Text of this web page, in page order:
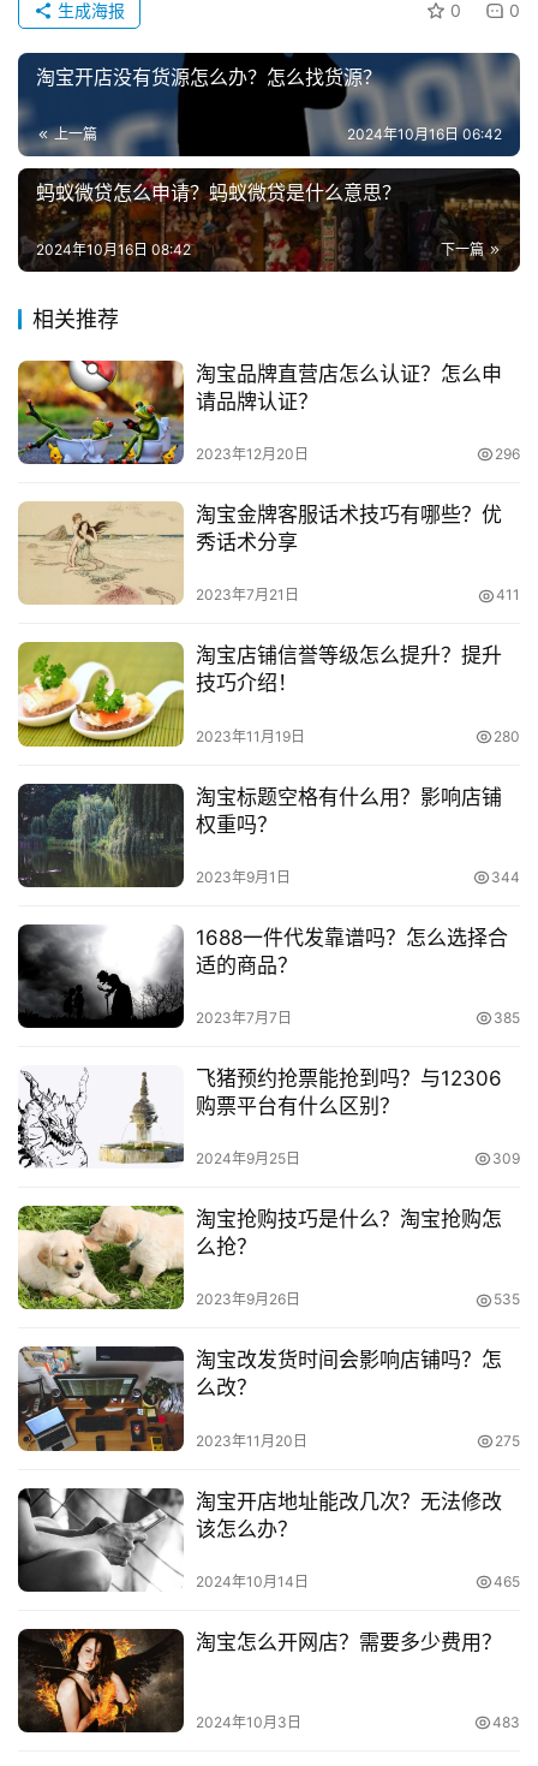
小
本
创
业
兼
职
项
电
商
创
业
业
项
目
视
频
号
淘
宝
分
享
投稿
常用工具的账户专区，然后点击账户注销工具。
第三步：点击账户注销工具会跳转到注销账号页
面，需要先输入淘宝账户和密码;选择注销原因，然后提交
就可。
若不符合注销条件，就会显示注销失败，这是可以
查看帮助，按照提示操作注销流程。
封店怎么重开?
1、淘宝封店不可能是无缘无故封，肯定是因为自
己的什么行为而导致店铺被封了。淘宝店铺封店具体原因，
如果是因为严重扣分、严重违规被封基本重开没有希望了。
但仅仅是因为几周淘宝店铺上架产品为零，那你还是可以解
除释放再激活店铺。
2、想要释放被封的店铺，那么你首先登录淘宝卖
家中心，然后点击激活店铺;开始创建店铺，这是就会有一
保留，但是店铺名需要重新修改，然后勾选两个同意就能激
活店铺了。
3、淘宝卖家一定要留意这些可能被封店的原因，
共有12个值得注意，炒作信誉、商品错放类目、标题上用了
不能用的字、卖家账号被窃取、宝贝的图片和文字一样、关
闭太多交易、关闭太多交易、支付宝的使用率低于50%、定
价太低、虚假代理问题变相重复铺货、实物和和描述产品不
推荐阅读：
淘宝店铺过户需要什么手续?淘宝店铺怎么过户?
淘宝店铺怎么完全过户?要注意哪些问题?
淘宝开店如何交保证金?保证金是多少?
本文来自投稿，不代表早谈创业网立场，作者：欧阳, 微澜，如
https://www.zaotuan.com.cn/141425.html
版权声明：本文内容由互联网用户自发贡献，该文观点仅代表
作者本人。本站仅提供信息存储空间服务，不拥有所有权，不
承担相关法律责任。如发现本站有涉嫌抄袭侵权/违法违规的内
本站将立刻删除。
0 0
生成海报
淘宝开店没有货源怎么办？怎么找货源？
上一篇 2024年10月16日 06:42
蚂蚁微贷怎么申请？蚂蚁微贷是什么意思？
下一篇
2024年10月16日 08:42
相关推荐
淘宝品牌直营店怎么认证？怎么申
请品牌认证？
2023年12月20日 296
淘宝金牌客服话术技巧有哪些？优
秀话术分享
2023年7月21日 411
淘宝店铺信誉等级怎么提升？提升
技巧介绍！
2023年11月19日 280
淘宝标题空格有什么用？影响店铺
权重吗？
2023年9月1日 344
1688一件代发靠谱吗？怎么选择合
适的商品？
2023年7月7日 385
飞猪预约抢票能抢到吗？与12306
购票平台有什么区别？
2024年9月25日 309
淘宝抢购技巧是什么？淘宝抢购怎
么抢？
2023年9月26日 535
淘宝改发货时间会影响店铺吗？怎
么改？
2023年11月20日 275
淘宝开店地址能改几次？无法修改
该怎么办？
2024年10月14日 465
淘宝怎么开网店？需要多少费用？
2024年10月3日 483